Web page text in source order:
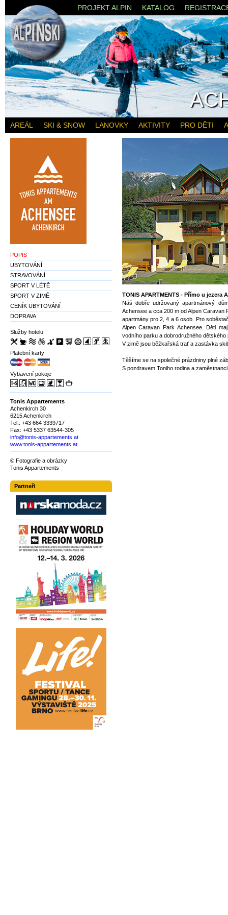
TONIS APARTMENTS - Přímo u jezera
Náš dobře udržovaný apartmánový
Achensee a cca 200 m od Alpen
apartmány pro 2, 4 a 6 osob. Pro
Alpen Caravan Park Achensee. Děti
vodního parku a dobrodružného
V zimě jsou běžkařská trať a zastávka
Těšíme se na společné prázdniny plné
S pozdravem Toniho rodina a
POPIS
UBYTOVÁNÍ
STRAVOVÁNÍ
SPORT V LÉTĚ
SPORT V ZIMĚ
CENÍK UBYTOVÁNÍ
DOPRAVA
Služby hotelu
Platební karty
Vybavení pokoje
Tonis Appartements
Achenkirch 30
6215 Achenkirch
Tel.: +43 664 3339717
Fax: +43 5337 63544-305
info@tonis-appartements.at
www.tonis-appartements.at
© Fotografie a obrázky
Tonis Appartements
Partneři
PROJEKT ALPIN KATALOG
AREÁL SKI & SNOW LANOVKY AKTIVITY PRO DĚTI